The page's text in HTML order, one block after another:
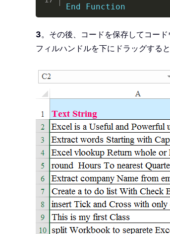
End
Function
3。その後、コードを保存してコー
フィルハンドルを下にドラッグする